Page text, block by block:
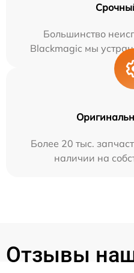
Большинство
Blackmagic мы
Более 20 тыс.
наличии на
Отзывы